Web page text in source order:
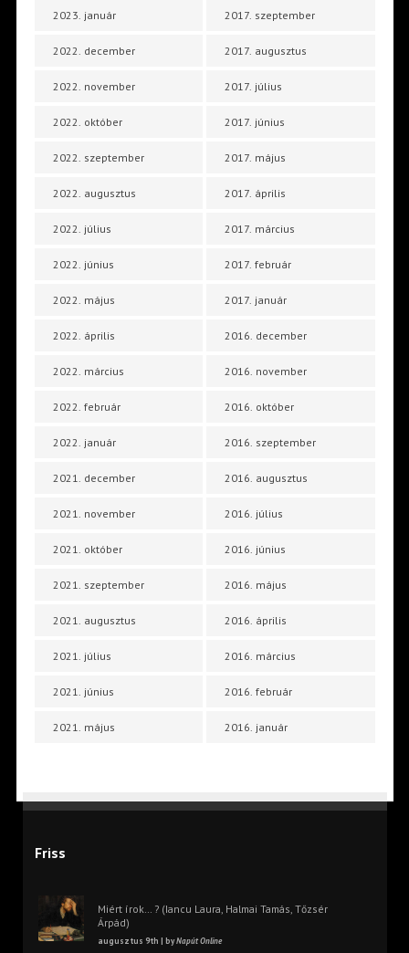
2023. január
2022. december
2022. november
2022. október
2022. szeptember
2022. augusztus
2022. július
2022. június
2022. május
2022. április
2022. március
2022. február
2022. január
2021. december
2021. november
2021. október
2021. szeptember
2021. augusztus
2021. július
2021. június
2021. május
2017. szeptember
2017. augusztus
2017. július
2017. június
2017. május
2017. április
2017. március
2017. február
2017. január
2016. december
2016. november
2016. október
2016. szeptember
2016. augusztus
2016. július
2016. június
2016. május
2016. április
2016. március
2016. február
2016. január
Friss
Miért írok… ? (Iancu Laura, Halmai Tamás, Tőzsér
Árpád)
augusztus 9th | byNapút Online